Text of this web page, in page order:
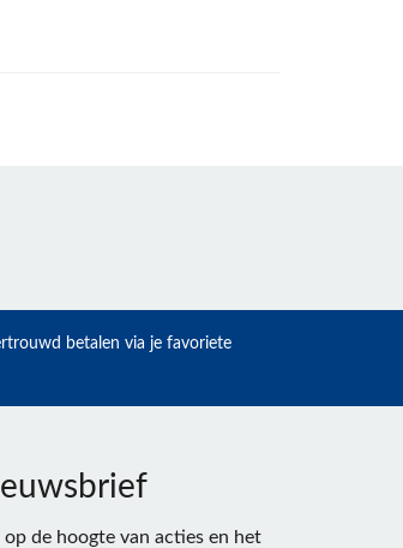
betalen via je favoriete
op de hoogte van acties en het